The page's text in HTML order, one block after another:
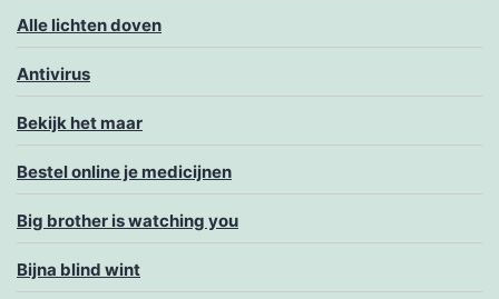
Alle lichten doven
Antivirus
Bekijk het maar
Bestel online je medicijnen
Big brother is watching you
Bijna blind wint